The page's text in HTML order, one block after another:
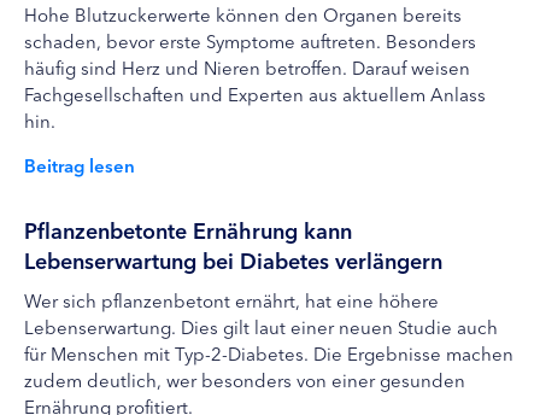
Hohe Blutzuckerwerte können den Organen bereits
schaden, bevor erste Symptome auftreten. Besonders
häufig sind Herz und Nieren betroffen. Darauf weisen
Fachgesellschaften und Experten aus aktuellem Anlass
hin.
Beitrag lesen
Pflanzenbetonte Ernährung kann
Lebenserwartung bei Diabetes verlängern
Wer sich pflanzenbetont ernährt, hat eine höhere
Lebenserwartung. Dies gilt laut einer neuen Studie auch
für Menschen mit Typ-2-Diabetes. Die Ergebnisse machen
zudem deutlich, wer besonders von einer gesunden
Ernährung profitiert.